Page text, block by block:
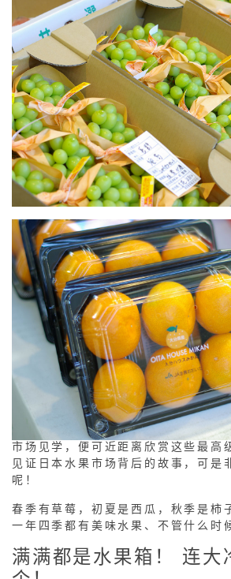
市场见学，便可近距离欣赏这些最高
见证日本水果市场背后的故事，可是
呢！
春季有草莓，初夏是西瓜，秋季是柿
一年四季都有美味水果、不管什么时
满满都是水果箱！ 连大